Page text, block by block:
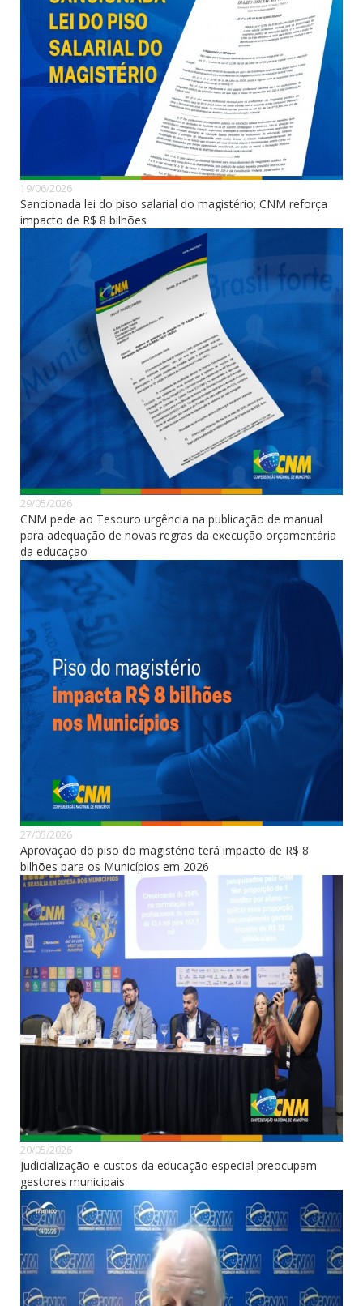
19/06/2026
Sancionada lei do piso salarial do magistério; CNM reforça
impacto de R$ 8 bilhões
29/05/2026
CNM pede ao Tesouro urgência na publicação de manual
para adequação de novas regras da execução orçamentária
da educação
27/05/2026
Aprovação do piso do magistério terá impacto de R$ 8
bilhões para os Municípios em 2026
20/05/2026
Judicialização e custos da educação especial preocupam
gestores municipais